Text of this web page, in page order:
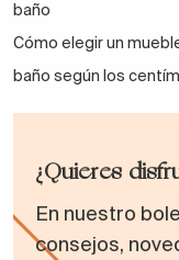
baño
Cómo elegir un
baño según los
¿Quieres
En nuestro
consejos,